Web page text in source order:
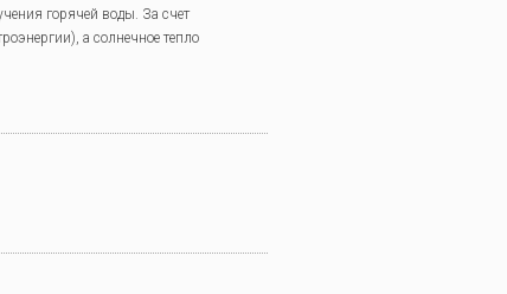
горячей воды. За счет
а солнечное тепло